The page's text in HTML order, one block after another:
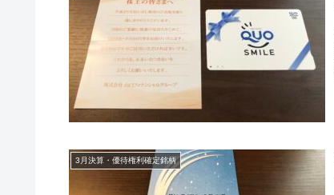
3月決算・優待権利確定銘柄